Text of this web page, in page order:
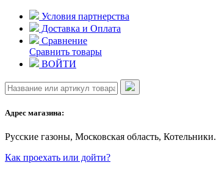
Skip
content
Условия партнерства
Доставка и Оплата
Сравнение
Сравнить товары
ВОЙТИ
Адрес магазина:
Русские газоны, Московская область, Котельники.
Как проехать или дойти?